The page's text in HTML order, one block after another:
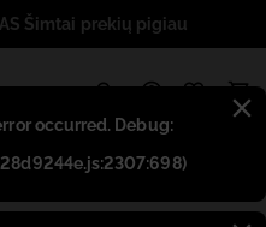
occurred. Debug:
Šimtai prekių pigiau